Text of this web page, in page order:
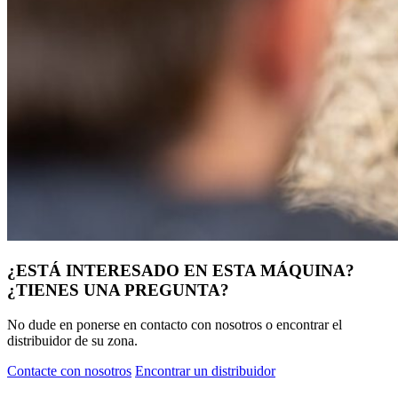
¿ESTÁ INTERESADO EN ESTA MÁQUINA?
¿TIENES UNA PREGUNTA?
No dude en ponerse en contacto con nosotros o encontrar el
distribuidor de su zona.
Contacte con nosotros Encontrar un distribuidor